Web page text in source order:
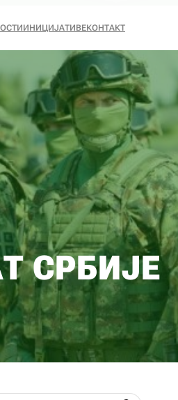
ИНИЦИЈАТИВЕКОНТАКТ
СРБИЈЕ